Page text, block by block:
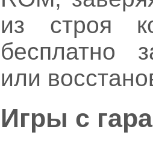
из строя
бесплатно
или
Игры с